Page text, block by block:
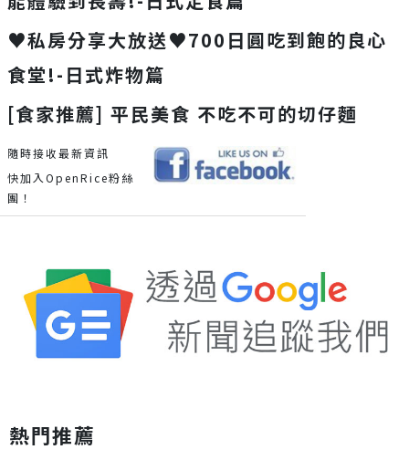
♥私房分享大放送♥700日圓吃到飽的良心
食堂!-日式炸物篇
[食家推薦] 平民美食 不吃不可的切仔麵
隨時接收最新資訊
快加入OpenRice粉絲
團！
熱門推薦